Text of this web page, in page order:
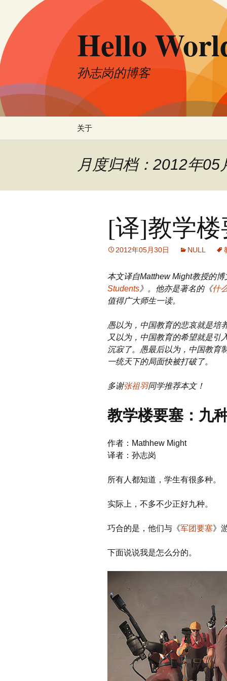
文
Hello
孙志岗的博客
关于
月度归档：2012年05
[译]教学
2012年05月30日 NULL
本文译自Matthew Might教授的博
Students》。他亦是著名的《什
值得广大师生一读。
愚以为，中国教育的悲哀就是培
又以为，中国教育的希望就是引
沉寂了。愚最后以为，中国教育
一统天下的局面快被打破了。
多谢张祖羽同学推荐本文！
教学楼要塞：九
作者：Mathhew Might
译者：孙志岗
所有人都知道，学生有很多种。
实际上，不多不少正好九种。
巧合的是，他们与《军团要塞》
下面说说我是怎么分的。